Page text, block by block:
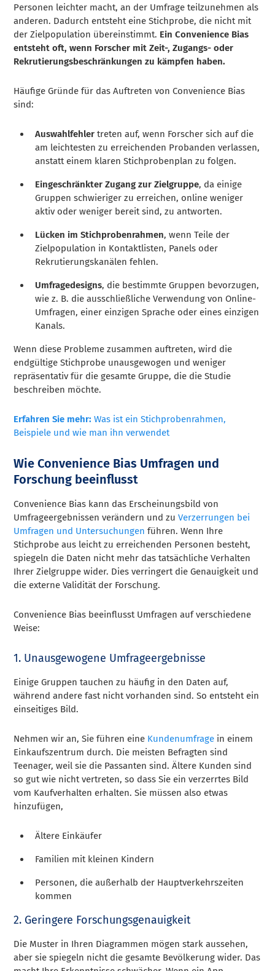
Personen leichter macht, an der Umfrage teilzunehmen als
anderen. Dadurch entsteht eine Stichprobe, die nicht mit
der Zielpopulation übereinstimmt. Ein Convenience Bias
entsteht oft, wenn Forscher mit Zeit-, Zugangs- oder
Rekrutierungsbeschränkungen zu kämpfen haben.
Häufige Gründe für das Auftreten von Convenience Bias
sind:
Auswahlfehler treten auf, wenn Forscher sich auf die
am leichtesten zu erreichenden Probanden verlassen,
anstatt einem klaren Stichprobenplan zu folgen.
Eingeschränkter Zugang zur Zielgruppe, da einige
Gruppen schwieriger zu erreichen, online weniger
aktiv oder weniger bereit sind, zu antworten.
Lücken im Stichprobenrahmen, wenn Teile der
Zielpopulation in Kontaktlisten, Panels oder
Rekrutierungskanälen fehlen.
Umfragedesigns, die bestimmte Gruppen bevorzugen,
wie z. B. die ausschließliche Verwendung von Online-
Umfragen, einer einzigen Sprache oder eines einzigen
Kanals.
Wenn diese Probleme zusammen auftreten, wird die
endgültige Stichprobe unausgewogen und weniger
repräsentativ für die gesamte Gruppe, die die Studie
beschreiben möchte.
Erfahren Sie mehr:Was ist ein Stichprobenrahmen,
Beispiele und wie man ihn verwendet
Wie Convenience Bias Umfragen und
Forschung beeinflusst
Convenience Bias kann das Erscheinungsbild von
Umfrageergebnissen verändern und zuVerzerrungen bei
Umfragen und Untersuchungen führen. Wenn Ihre
Stichprobe aus leicht zu erreichenden Personen besteht,
spiegeln die Daten nicht mehr das tatsächliche Verhalten
Ihrer Zielgruppe wider. Dies verringert die Genauigkeit und
die externe Validität der Forschung.
Convenience Bias beeinflusst Umfragen auf verschiedene
Weise:
1. Unausgewogene Umfrageergebnisse
Einige Gruppen tauchen zu häufig in den Daten auf,
während andere fast nicht vorhanden sind. So entsteht ein
einseitiges Bild.
Nehmen wir an, Sie führen eine Kundenumfrage in einem
Einkaufszentrum durch. Die meisten Befragten sind
Teenager, weil sie die Passanten sind. Ältere Kunden sind
so gut wie nicht vertreten, so dass Sie ein verzerrtes Bild
vom Kaufverhalten erhalten. Sie müssen also etwas
hinzufügen,
Ältere Einkäufer
Familien mit kleinen Kindern
Personen, die außerhalb der Hauptverkehrszeiten
kommen
2. Geringere Forschungsgenauigkeit
Die Muster in Ihren Diagrammen mögen stark aussehen,
aber sie spiegeln nicht die gesamte Bevölkerung wider. Das